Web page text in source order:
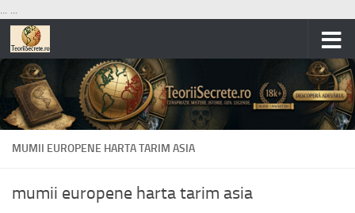
... ...
Skip to content
MUMII EUROPENE HARTA TARIM ASIA
mumii europene harta tarim asia